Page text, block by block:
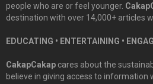
people who are or feel younger.
destination with over 14,000+ articles
EDUCATING • ENTERTAINING •
CakapCakap cares about the
believe in giving access to information